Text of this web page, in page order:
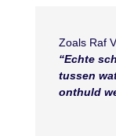
Zoals Raf
“Echte
tussen
onthuld